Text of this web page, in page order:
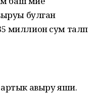
булган
миллион сум таләп
авыру яши.